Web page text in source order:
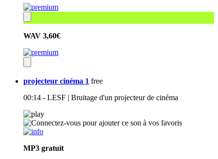
WAV 3,60€
projecteur cinéma 1 free
00:14 - LESF | Bruitage d'un projecteur de cinéma
MP3 gratuit